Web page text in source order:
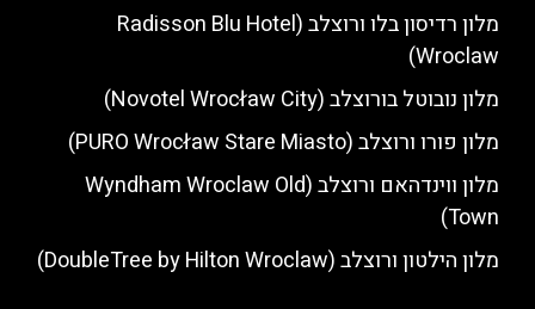
מלון רדיסון בלו ורוצלב (Radisson Blu Hotel
Wroclaw)
מלון נובוטל בורוצלב (Novotel Wrocław City)
מלון פורו ורוצלב (PURO Wrocław Stare Miasto)
מלון ווינדהאם ורוצלב (Wyndham Wroclaw Old
Town)
מלון הילטון ורוצלב (DoubleTree by Hilton Wroclaw)